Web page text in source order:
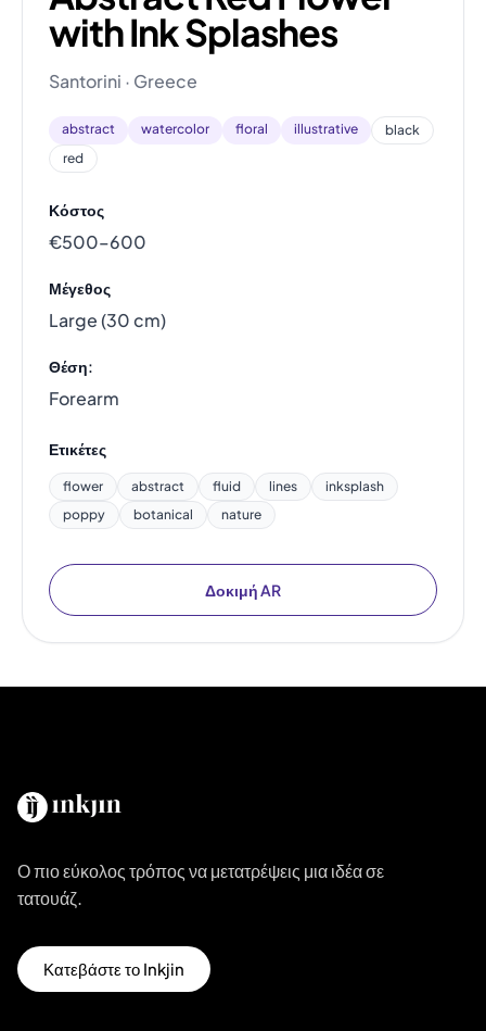
with Ink Splashes
Santorini · Greece
abstract watercolor floral illustrative
black
red
Κόστος
€500–600
Μέγεθος
Large (30 cm)
Θέση:
Forearm
Ετικέτες
flower abstract fluid lines
inksplash
poppy
botanical nature
Δοκιμή AR
Ο πιο εύκολος τρόπος να μετατρέψεις μια ιδέα σε
τατουάζ.
Κατεβάστε το Inkjin